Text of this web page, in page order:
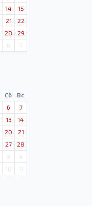
14
15
21
22
28
29
6 7
Сб
Вс
6
7
13
14
20
21
27
28
3
4
10 11